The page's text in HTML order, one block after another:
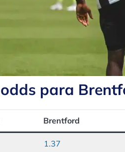
para
Brentford
1.37